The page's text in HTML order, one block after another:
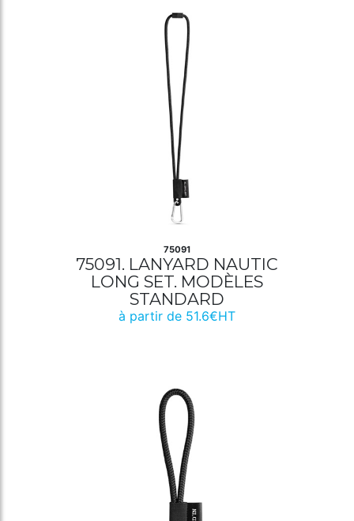
75091
75091. LANYARD NAUTIC
LONG SET. MODÈLES
STANDARD
à partir de 51.6€HT